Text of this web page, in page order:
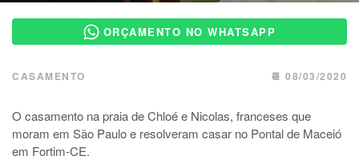
ORÇAMENTO NO WHATSAPP
CASAMENTO 📆 08/03/2020
O casamento na praia de Chloé e Nicolas, franceses que
moram em São Paulo e resolveram casar no Pontal de Maceió
em Fortim-CE.